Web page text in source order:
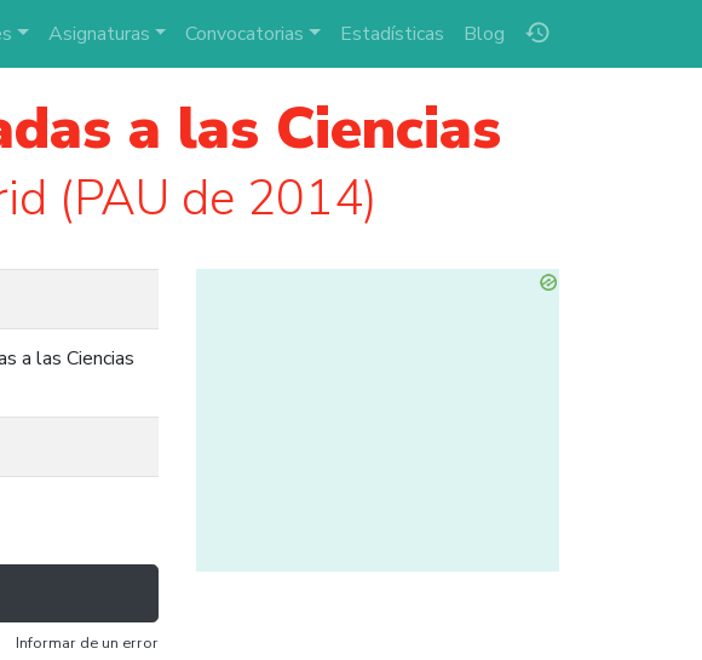
history
Asignaturas Convocatorias Estadísticas Blog
a las Ciencias
(PAU de 2014)
a las Ciencias
Informar de un error